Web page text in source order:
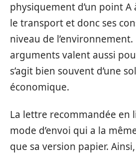
physiquement d’un point
le transport et donc ses
niveau de l’environnement.
arguments valent aussi
s’agit bien souvent d’une
économique.
La lettre recommandée en
mode d’envoi qui a la
que sa version papier.